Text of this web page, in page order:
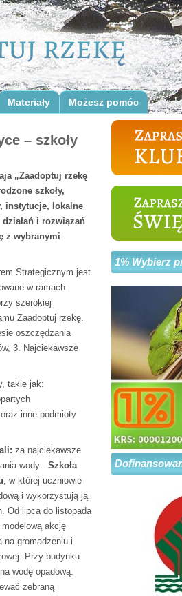
Materiały Możesz pomóc
– szkoły
„Zaadoptuj rzekę
szkoły,
instytucje, lokalne
i rozwiązań
z wybranymi
Strategicznym jest
w ramach
szerokiej
Zaadoptuj rzekę.
oszczędzania
3. Najciekawsze
takie jak:
inne podmioty
za najciekawsze
wody - Szkoła
, w której uczniowie
i wykorzystują ją
Od lipca do listopada
modelową akcję
na gromadzeniu i
Przy budynku
wodę opadową.
zebraną
1% Wybierz